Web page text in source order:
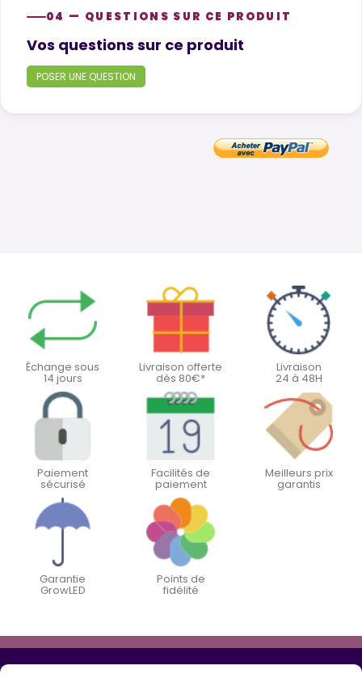
04 — QUESTIONS SUR CE PRODUIT
Product questions
Vos questions sur ce produit
POSER UNE QUESTION
Échange sous
14 jours
Livraison offerte
dès 80€*
Livraison
24 à 48H
Paiement
sécurisé
Facilités de
paiement
Meilleurs prix
garantis
Garantie
GrowLED
Points de
fidélité